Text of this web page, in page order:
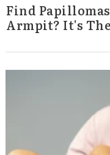
Find
Armpit? It's